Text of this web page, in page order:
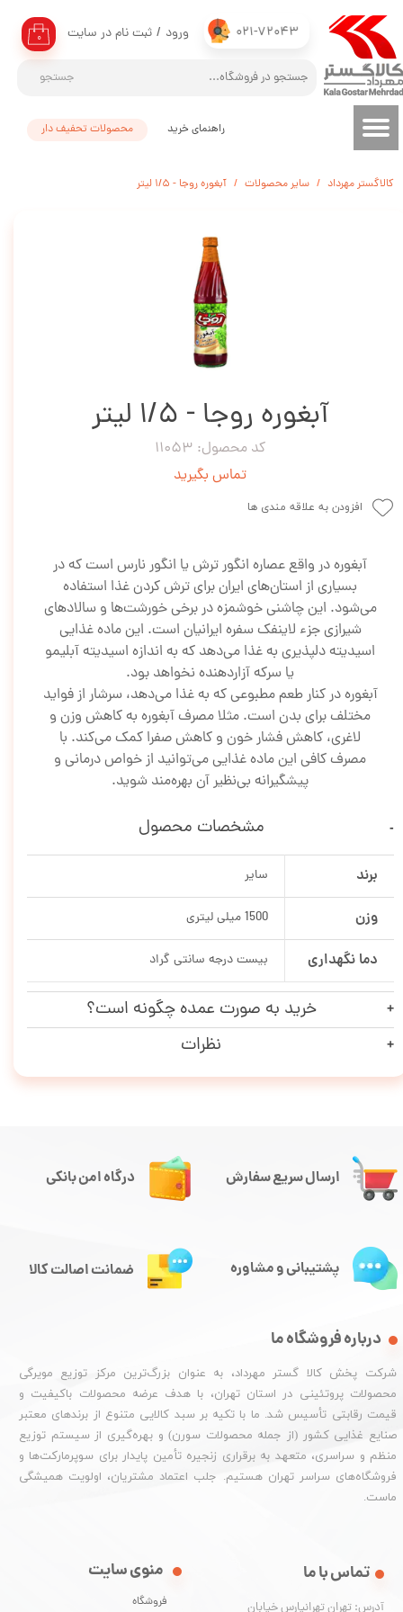
021-72043
جستجو
۰ ورود / ثبت نام در سایت
حساب کاربری من
تغییر گذر واژه
سفارشات
محصولات تحفیف دار راهنمای خرید
کالاگستر مهرداد سایر محصولات آبغوره روجا - 1/5 لیتر
آبغوره روجا - 1/5 لیتر
کد محصول: 11053
تماس بگیرید
افزودن به علاقه مندی ها
آبغوره در واقع عصاره انگور ترش یا انگور نارس است که در
بسیاری از استان‌های ایران برای ترش کردن غذا استفاده
می‌شود. این چاشنی خوشمزه در برخی خورشت‌ها و سالادهای
شیرازی جزء لاینفک سفره ایرانیان است. این ماده غذایی
اسیدیته دلپذیری به غذا می‌دهد که به اندازه اسیدیته آبلیمو
یا سرکه آزاردهنده نخواهد بود.
آبغوره در کنار طعم مطبوعی که به غذا می‌دهد، سرشار از فواید
مختلف برای بدن است. مثلا مصرف آبغوره به کاهش وزن و
لاغری، کاهش فشار خون و کاهش صفرا کمک می‌کند. با
مصرف کافی این ماده غذایی می‌توانید از خواص درمانی و
پیشگیرانه بی‌نظیر آن بهره‌مند شوید.
مشخصات محصول
برند سایر
وزن 1500 میلی لیتری
دما نگهداری بیست درجه سانتی گراد
خرید به صورت عمده چگونه است؟
نظرات
ارسال سریع سفارش
درباره فروشگاه ما
شرکت پخش کالا گستر مهرداد، به عنوان بزرگ‌ترین مرکز توزیع مویرگی
محصولات پروتئینی در استان تهران، با هدف عرضه محصولات باکیفیت و
قیمت رقابتی تأسیس شد. ما با تکیه بر سبد کالایی متنوع از برندهای معتبر
صنایع غذایی کشور (از جمله محصولات سورن) و بهره‌گیری از سیستم توزیع
منظم و سراسری، متعهد به برقراری زنجیره تأمین پایدار برای سوپرمارکت‌ها و
فروشگاه‌های سراسر تهران هستیم. جلب اعتماد مشتریان، اولویت همیشگی
ماست.
منوی سایت
فروشگاه
تماس با ما
آدرس: تهران تهرانپارس خیابان
درگاه امن بانکی
پشتیبانی و مشاوره ضمانت اصالت کالا